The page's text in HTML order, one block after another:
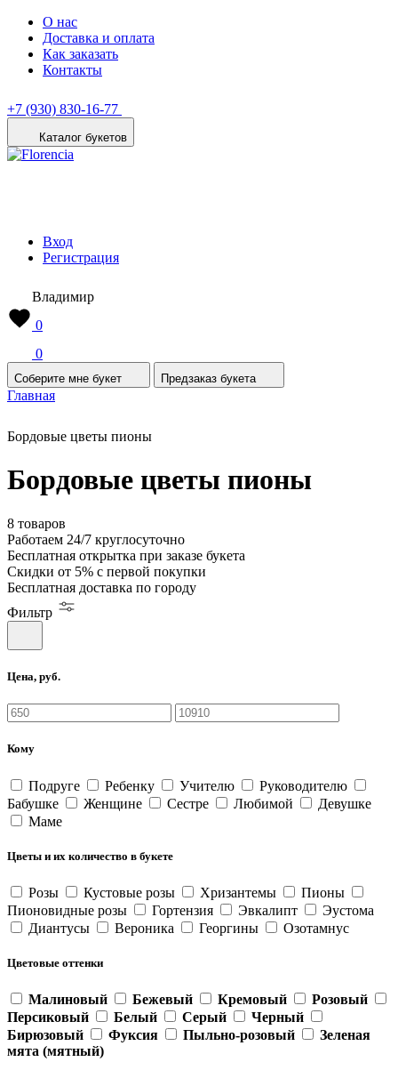
О нас
Доставка и оплата
Как заказать
Контакты
+7 (930) 830-16-77
Каталог букетов
Вход
Регистрация
Владимир
0
0
Соберите мне букет Предзаказ букета
Главная
Бордовые цветы пионы
Бордовые цветы пионы
8 товаров
Работаем 24/7 круглосуточно
Бесплатная открытка при заказе букета
Скидки от 5% с первой покупки
Бесплатная доставка по городу
Фильтр
Цена, руб.
Кому
Подруге Ребенку Учителю
Руководителю
Бабушке
Женщине Сестре Любимой
Девушке
Маме
Цветы и их количество в букете
Розы Кустовые розы Хризантемы
Пионы
Пионовидные розы
Гортензия Эвкалипт
Эустома
Диантусы
Вероника Георгины Озотамнус
Цветовые оттенки
Малиновый Бежевый Кремовый
Розовый
Персиковый
Белый Серый
Черный
Бирюзовый
Фуксия Пыльно-розовый
Зеленая
мята (мятный)